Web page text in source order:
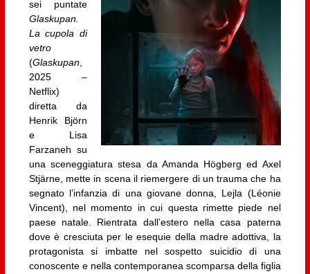
sei puntate
Glaskupan.
La cupola di
vetro
(Glaskupan,
2025 –
Netflix)
diretta da
Henrik Björn
e Lisa
Farzaneh su
una sceneggiatura stesa da Amanda Högberg ed Axel
Stjärne, mette in scena il riemergere di un trauma che ha
segnato l’infanzia di una giovane donna, Lejla (Léonie
Vincent), nel momento in cui questa rimette piede nel
paese natale. Rientrata dall’estero nella casa paterna
dove è cresciuta per le esequie della madre adottiva, la
protagonista si imbatte nel sospetto suicidio di una
conoscente e nella contemporanea scomparsa della figlia